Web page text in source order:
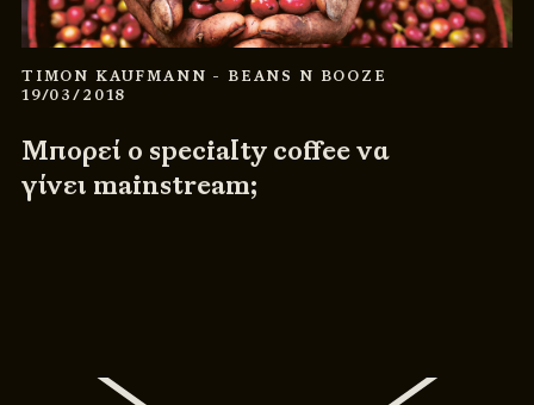
TIMON KAUFMANN - BEANS N BOOZE
19/03/2018
Μπορεί ο specialty coffee να
γίνει mainstream;